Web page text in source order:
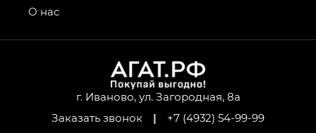
привод — GB AWD, Джи Эль Полный привод —
Джи Ти — GT, Джи Икс — GX,
Джи Икс ПРЕМИУМ — GX PREMIUM, ЛАУНЖ —
LOUNGE
Empow — Эмпау (Empow) в комплектации
г. Иваново, ул. Загородная, 8а
Заказать звонок
| +7 (4932) 54-99-99
О нас